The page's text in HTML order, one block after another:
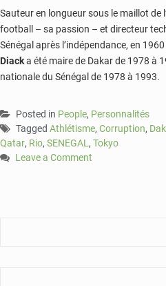
Sauteur en longueur sous le maillot de
football – sa passion – et directeur
Sénégal après l’indépendance, en
Diacka été maire de Dakar de 1978 à
nationale du Sénégal de 1978 à 1993.
Posted in People, Personnalités
Tagged Athlétisme, Corruption,
Qatar, Rio, SENEGAL , Tokyo
Leave a Comment